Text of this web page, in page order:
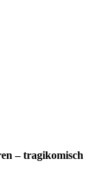
– tragikomisch